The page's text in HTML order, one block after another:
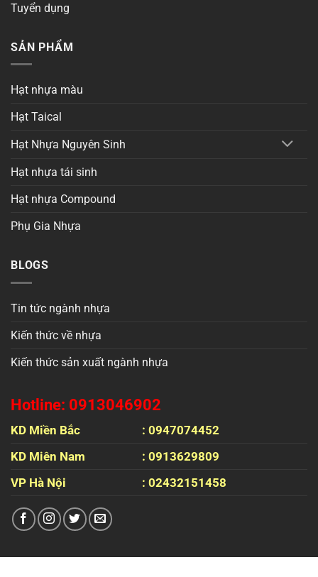
Tuyển dụng
SẢN PHẨM
Hạt nhựa màu
Hạt Taical
Hạt Nhựa Nguyên Sinh
Hạt nhựa tái sinh
Hạt nhựa Compound
Phụ Gia Nhựa
BLOGS
Tin tức ngành nhựa
Kiến thức về nhựa
Kiến thức sản xuất ngành nhựa
Hotline: 0913046902
KD Miền Bắc
: 0947074452
KD Miên Nam
: 0913629809
VP Hà Nội
: 02432151458